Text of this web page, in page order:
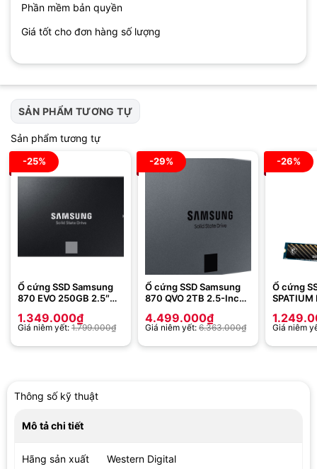
Phần mềm bản quyền
Giá tốt cho đơn hàng số lượng
SẢN PHẨM TƯƠNG TỰ
Sản phẩm tương tự
-25%
Ổ cứng SSD Samsung
870 EVO 250GB 2.5″
77E250BW)
1.349.000₫
Giá niêm yết: 1.799.000₫
-29%
Ổ cứng SSD Samsung
870 QVO 2TB 2.5-Inch
77Q2T0BW
4.499.000₫
Giá niêm yết: 6.363.000₫
-26%
Ổ cứng
4×4
Giá niêm
Thông số kỹ thuật
Mô tả chi tiết
Hãng sản xuất Western Digital